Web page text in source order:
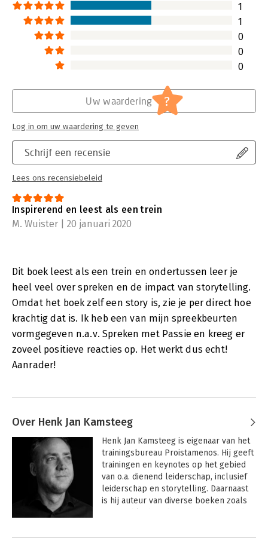
1
1
0
0
0
Schrijf een recensie
Lees ons recensiebeleid
Uw waardering ?
Log in om uw waardering te geven
Inspirerend en leest als een trein
M. Wuister | 20 januari 2020
Dit boek leest als een trein en ondertussen leer je
heel veel over spreken en de impact van storytelling.
Omdat het boek zelf een story is, zie je per direct hoe
krachtig dat is. Ik heb een van mijn spreekbeurten
vormgegeven n.a.v. Spreken met Passie en kreeg er
zoveel positieve reacties op. Het werkt dus echt!
Aanrader!
Over Henk Jan Kamsteeg
Henk Jan Kamsteeg is eigenaar van het
trainingsbureau Proistamenos. Hij geeft
trainingen en keynotes op het gebied
van o.a. dienend leiderschap, inclusief
leiderschap en storytelling. Daarnaast
kracht van storytelling, Inclusief